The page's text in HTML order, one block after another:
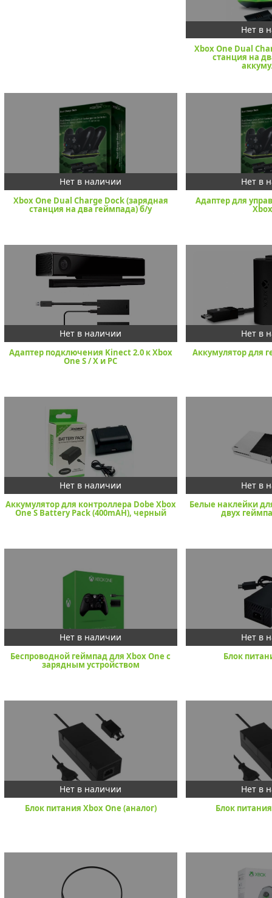
Xbox One Dual
станция на
Xbox One Dual Charge Dock (зарядная
станция на два геймпада) б/у
Адаптер для
Адаптер подключения Kinect 2.0 к Xbox
One S / X и PC
Аккумулятор для
Аккумулятор для контроллера Dobe Xbox
One S Battery Pack (400mAH), черный
Белые наклейки
двух
Беспроводной геймпад для Xbox One с
зарядным устройством
Блок
Блок питания Xbox One (аналог) Блок